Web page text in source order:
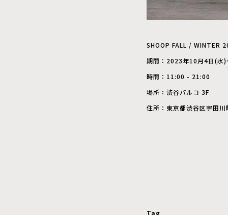
SHOOP FALL / WINTER
期間：2023年10月4日(水
時間：11:00 - 21:00
場所：渋谷パルコ 3F
住所：東京都渋谷区宇田
Tag